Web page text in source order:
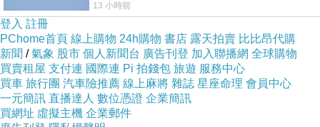
我們開了一條又新又活的路從幔子經過
13 小時前
登入 註冊
PChome首頁 線上購物 24h購物 書店 露天拍賣 比比昂代購
新聞 /氣象 股市 個人新聞台 廣告刊登 加入聯播網 全球購物
買賣租屋 支付連 國際連 Pi 拍錢包 旅遊 服務中心
買車 旅行團 汽車險推薦 線上麻將 雜誌 星座命理 會員中心
一元簡訊 直播達人 數位憑證 企業簡訊
買網址 虛擬主機 企業郵件